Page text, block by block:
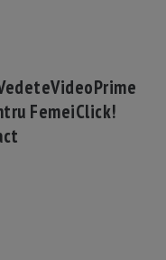
VideoPrime
FemeiClick!